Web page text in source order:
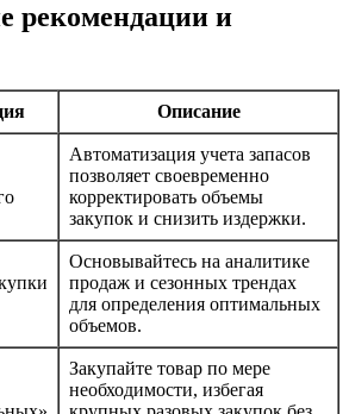
рекомендации и
Описание
Автоматизация учета запасов
позволяет своевременно
корректировать объемы
закупок и снизить издержки.
Основывайтесь на аналитике
продаж и сезонных трендах
для определения оптимальных
объемов.
Закупайте товар по мере
необходимости, избегая